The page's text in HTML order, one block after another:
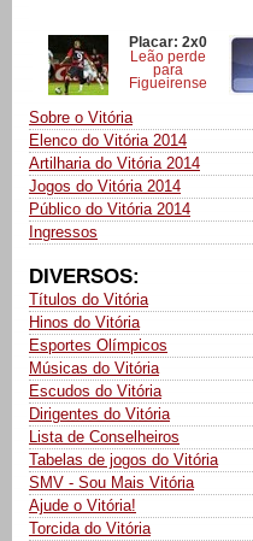
Placar: 2x0
Leão perde
para
Figueirense
Sobre o Vitória
Elenco do Vitória 2014
Artilharia do Vitória 2014
Jogos do Vitória 2014
Público do Vitória 2014
Ingressos
DIVERSOS:
Títulos do Vitória
Hinos do Vitória
Esportes Olímpicos
Músicas do Vitória
Escudos do Vitória
Dirigentes do Vitória
Lista de Conselheiros
Tabelas de jogos do Vitória
SMV - Sou Mais Vitória
Ajude o Vitória!
Torcida do Vitória